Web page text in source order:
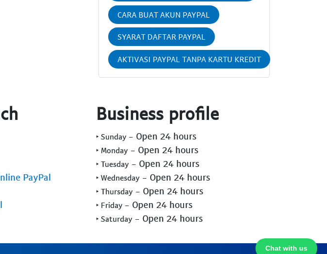
CARA BUAT AKUN PAYPAL
SYARAT DAFTAR PAYPAL
AKTIVASI PAYPAL TANPA KARTU KREDIT
Chat with us
PayPal
Business profile
‣ Sunday - Open 24 hours
‣ Monday - Open 24 hours
‣ Tuesday - Open 24 hours
‣ Wednesday - Open 24 hours
‣ Thursday - Open 24 hours
‣ Friday - Open 24 hours
‣ Saturday - Open 24 hours